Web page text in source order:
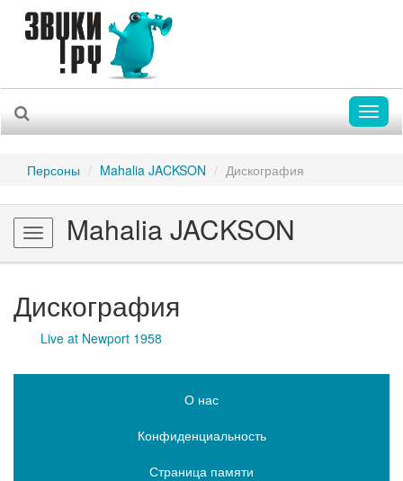
Персоны Mahalia JACKSON Дискография
Toggle
navigation
Mahalia JACKSON
Дискография
Live at Newport 1958
О нас
Конфиденциальность
Страница памяти